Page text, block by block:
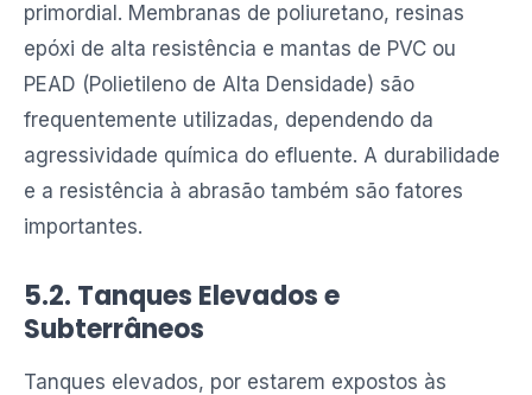
primordial. Membranas de poliuretano, resinas
epóxi de alta resistência e mantas de PVC ou
PEAD (Polietileno de Alta Densidade) são
frequentemente utilizadas, dependendo da
agressividade química do efluente. A durabilidade
e a resistência à abrasão também são fatores
importantes.
5.2. Tanques Elevados e
Subterrâneos
Tanques elevados, por estarem expostos às